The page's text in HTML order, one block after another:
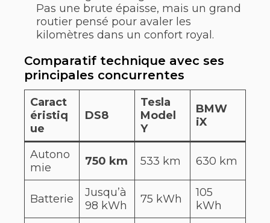
Pas une brute épaisse, mais un grand
routier pensé pour avaler les
kilomètres dans un confort royal.
Comparatif technique avec ses
principales concurrentes
Caract
éristiq
ue
DS8
Tesla
Model
Y
BMW
iX
Autono
mie
750 km 533 km 630 km
Batterie
Jusqu’à
98 kWh
75 kWh
105
kWh